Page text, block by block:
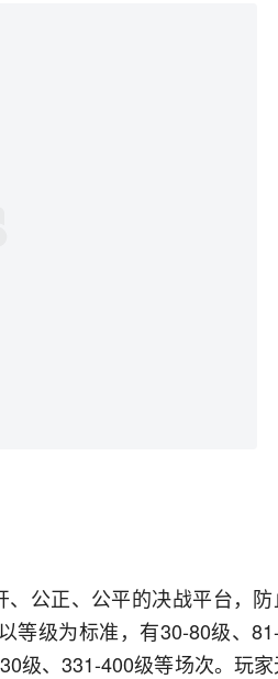
公正、公平的决战平台，
级为标准，有30-80级、81-
级、331-400级等场次。玩